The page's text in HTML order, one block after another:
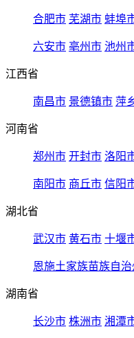
合肥市 芜湖市 蚌埠
六安市 亳州市 池州
江西省
南昌市 景德镇市 萍
河南省
郑州市 开封市 洛阳
南阳市 商丘市 信阳
湖北省
武汉市 黄石市 十堰
恩施土家族苗族自治
湖南省
长沙市 株洲市 湘潭